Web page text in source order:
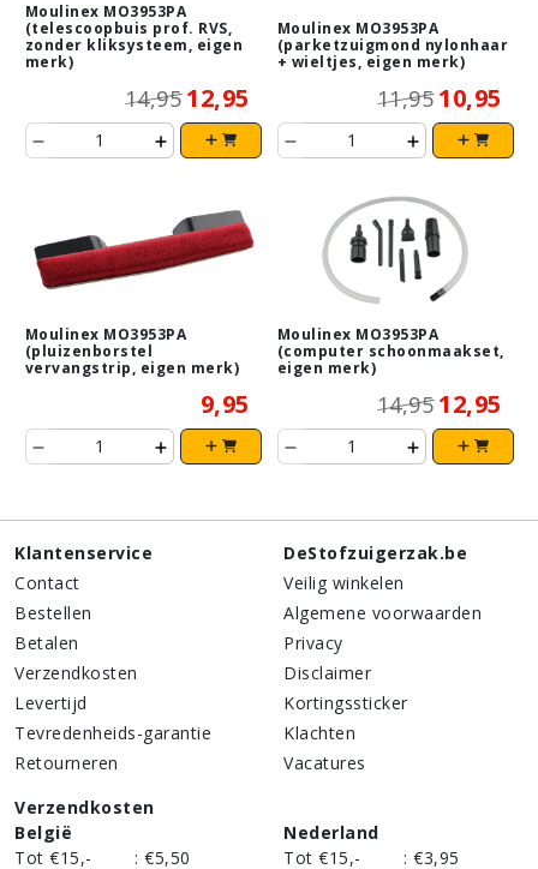
Moulinex MO3953PA
(telescoopbuis prof. RVS,
zonder kliksysteem, eigen
merk)
14,95 12,95
Moulinex MO3953PA
(parketzuigmond nylonhaar
+ wieltjes, eigen merk)
11,95 10,95
Moulinex MO3953PA
(pluizenborstel
vervangstrip, eigen merk)
9,95
Moulinex MO3953PA
(computer schoonmaakset,
eigen merk)
14,95 12,95
Klantenservice
Contact
Bestellen
Betalen
Verzendkosten
Levertijd
Tevredenheids-garantie
Retourneren
DeStofzuigerzak.be
Veilig winkelen
Algemene voorwaarden
Privacy
Disclaimer
Kortingssticker
Klachten
Vacatures
Verzendkosten
België
Tot €15,-
: €5,50
Nederland
Tot €15,-
: €3,95